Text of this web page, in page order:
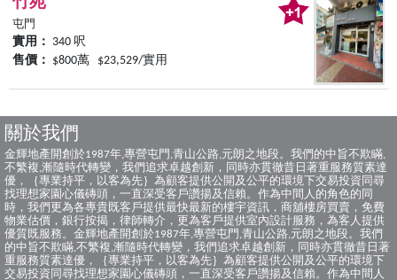
屯門
實用： 340 呎
售價： $800萬 $23,529/實用
關於我們
金輝地產開創於1987年,專營屯門,青山公路,元朗之地段。我們的中旨不欺瞞,
不繁複,漸隨時代轉變，我們追求卓越創新，同時亦貫徹昔日著重服務質素達
優，｛專業持平，以客為先｝為顧客提供公開及公平的環境下交易投資同尋
找理想家園心儀磚頭，一直深受客戶讚揚及信賴。作為中間人的角色的同
時，我們更為各專貴既客戶提供最快最新的樓宇資訊，商舖樓房買賣，免費
物業估價，銀行按揭，律師轉介，更為客戶提供室內設計服務，為客人提供
優質既服務。金輝地產開創於1987年,專營屯門,青山公路,元朗之地段。我們
的中旨不欺瞞,不繁複,漸隨時代轉變，我們追求卓越創新，同時亦貫徹昔日著
重服務質素達優，｛專業持平，以客為先｝為顧客提供公開及公平的環境下
交易投資同尋找理想家園心儀磚頭，一直深受客戶讚揚及信賴。作為中間人